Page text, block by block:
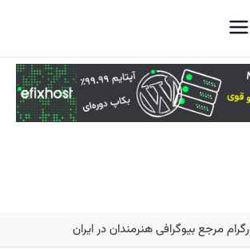
مرجع بیوگرافی هنرمندان در ایران